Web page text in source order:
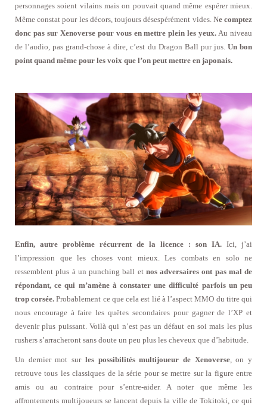
personnages soient vilains mais on pouvait quand même espérer mieux.
Même constat pour les décors, toujours désespérément vides. Ne comptez
donc pas sur Xenoverse pour vous en mettre plein les yeux. Au niveau
de l’audio, pas grand-chose à dire, c’est du Dragon Ball pur jus. Un bon
point quand même pour les voix que l’on peut mettre en japonais.
Enfin, autre problème récurrent de la licence : son IA. Ici, j’ai
l’impression que les choses vont mieux. Les combats en solo ne
ressemblent plus à un punching ball et nos adversaires ont pas mal de
répondant, ce qui m’amène à constater une difficulté parfois un peu
trop corsée. Probablement ce que cela est lié à l’aspect MMO du titre qui
nous encourage à faire les quêtes secondaires pour gagner de l’XP et
devenir plus puissant. Voilà qui n’est pas un défaut en soi mais les plus
rushers s’arracheront sans doute un peu plus les cheveux que d’habitude.
Un dernier mot surles possibilités multijoueur de Xenoverse, on y
retrouve tous les classiques de la série pour se mettre sur la figure entre
amis ou au contraire pour s’entre-aider. A noter que même les
affrontements multijoueurs se lancent depuis la ville de Tokitoki, ce qui